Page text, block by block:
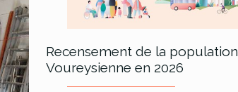
Recensement de la population
Voureysienne en 2026